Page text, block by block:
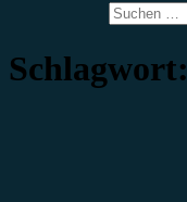
Suchen
nach:
Schlagwort: